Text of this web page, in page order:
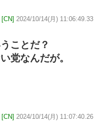
2024/10/14(月) 11:06:49.33
ことだ？
党なんだが。
2024/10/14(月) 11:07:40.26